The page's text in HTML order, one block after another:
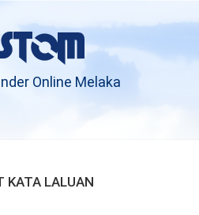
Online Melaka
KATA LALUAN